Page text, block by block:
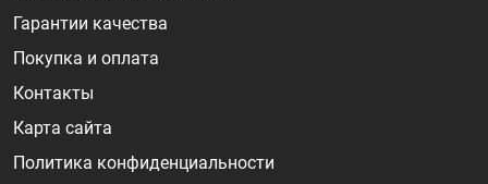
Гарантии качества
Покупка и оплата
Контакты
Карта сайта
Политика конфиденциальности